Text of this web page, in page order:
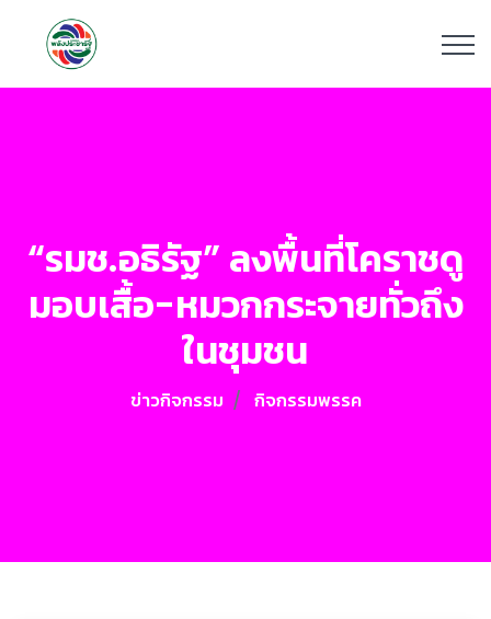
“รมช.อธิรัฐ” ลงพื้นที่โคราชดู
มอบเสื้อ-หมวกกระจายทั่วถึง
ในชุมชน
ข่าวกิจกรรม กิจกรรมพรรค